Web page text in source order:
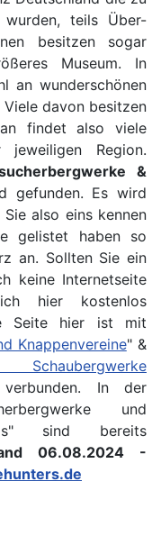
wurden, teils Über-
besitzen sogar
Museum. In
an wunderschönen
Viele davon besitzen
findet also viele
Region.
&
gefunden. Es wird
also eins kennen
gelistet haben so
an. Sollten Sie ein
keine Internetseite
hier kostenlos
Seite hier ist mit
Knappenvereine" &
In der
und
sind bereits
06.08.2024 -